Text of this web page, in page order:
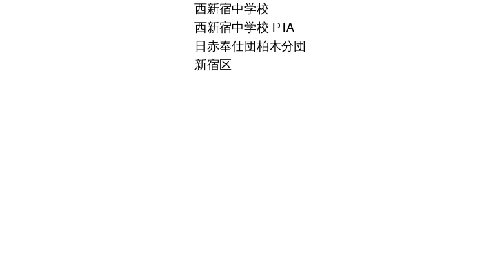
西新宿中学校
西新宿中学校 PTA
日赤奉仕団柏木分団
新宿区